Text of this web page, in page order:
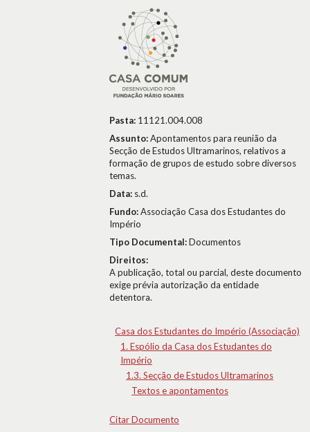
Pasta: 11121.004.008
Assunto:Apontamentos para reunião da
Secção de Estudos Ultramarinos, relativos a
formação de grupos de estudo sobre diversos
temas.
Data: s.d.
Fundo:Associação Casa dos Estudantes do
Império
Tipo Documental:Documentos
Direitos:
A publicação, total ou parcial, deste documento
exige prévia autorização da entidade
detentora.
Casa dos Estudantes do Império (Associação)
1. Espólio da Casa dos Estudantes do
Império
1.3. Secção de Estudos Ultramarinos
Textos e apontamentos
Citar Documento